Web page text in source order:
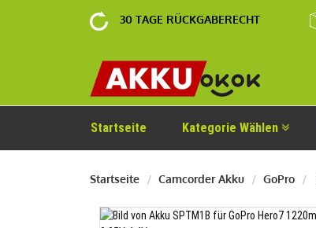
30 TAGE RÜCKGABERECHT
Startseite Kategorie Wählen
Startseite Camcorder Akku GoPro